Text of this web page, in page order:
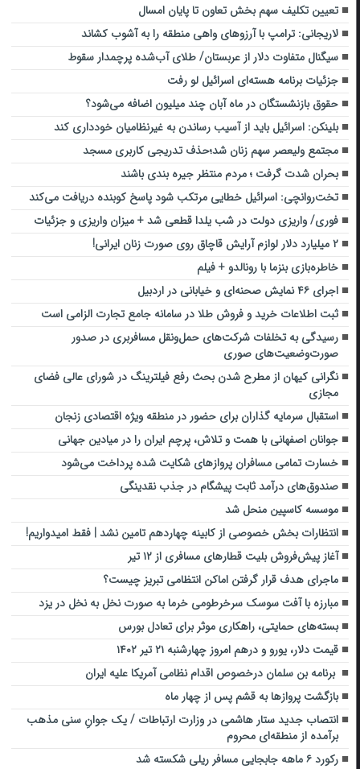
تعیین تکلیف سهم بخش تعاون تا پایان امسال
لاریجانی: ترامپ با آرزوهای واهی منطقه را به آشوب کشاند
سیگنال متفاوت دلار از عربستان/ طلای آب‌شده پرچمدار سقوط
جزئیات برنامه هسته‌ای اسرائیل لو رفت
حقوق بازنشستگان در ماه آبان چند میلیون اضافه می‌شود؟
بلینکن: اسرائیل باید از آسیب رساندن به غیرنظامیان خودداری کند
مجتمع ولیعصر سهم زنان شد؛حذف تدریجی کاربری مسجد
بحران شدت گرفت ؛ مردم منتظر جیره بندی باشند
تخت‌روانچی: اسرائیل خطایی مرتکب شود پاسخ کوبنده دریافت می‌کند
فوری/ واریزی دولت در شب یلدا قطعی شد + میزان واریزی و جزئیات
۲ میلیارد دلار لوازم آرایش قاچاق روی صورت زنان ایرانی!
خاطره‌بازی بنزما با رونالدو + فیلم
اجرای ۴۶ نمایش صحنه‌ای و خیابانی در اردبیل
ثبت اطلاعات خرید و فروش طلا در سامانه جامع تجارت الزامی است
رسیدگی به تخلفات شرکت‌های حمل‌ونقل مسافربری در صدور
صورت‌وضعیت‌های صوری
نگرانی کیهان از مطرح شدن بحث رفع فیلترینگ در شورای عالی فضای
مجازی
استقبال سرمایه گذاران برای حضور در منطقه ویژه اقتصادی زنجان
جوانان اصفهانی با همت و تلاش، پرچم ایران را در میادین جهانی
خسارت تمامی مسافران پروازهای شکایت شده پرداخت می‌شود
صندوق‌های درآمد ثابت پیشگام در جذب نقدینگی
موسسه کاسپین منحل شد
انتظارات بخش خصوصی از کابینه چهاردهم تامین نشد | فقط امیدواریم!
آغاز پیش‌فروش بلیت قطارهای مسافری از ۱۲ تیر
ماجرای هدف قرار گرفتن اماکن انتظامی تبریز چیست؟
مبارزه با آفت سوسک سرخرطومی خرما به صورت نخل به نخل در یزد
بسته‌های حمایتی، راهکاری موثر برای تعادل بورس
قیمت دلار، یورو و درهم امروز چهارشنبه ۲۱ تیر ۱۴۰۲
برنامه بن سلمان درخصوص اقدام نظامی آمریکا علیه ایران
بازگشت پروازها به قشم پس از چهار ماه
انتصاب جدید ستار هاشمی در وزارت ارتباطات / یک جوانِ سنی مذهب
برآمده از منطقه‌ای محروم
رکورد ۶ ماهه جابجایی مسافر ریلی شکسته شد